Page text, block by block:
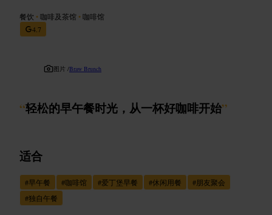
餐饮 •咖啡及茶馆 •咖啡馆
4.7
图片 /Braw Brunch
“轻松的早午餐时光，从一杯好咖啡开始”
适合
#早午餐 #咖啡馆 #爱丁堡早餐 #休闲用餐 #朋友聚会
#独自午餐